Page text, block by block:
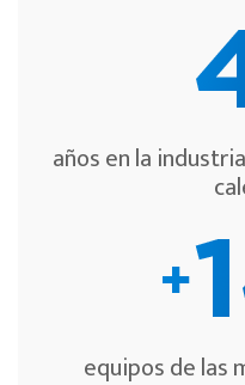
años en la
equipos de las